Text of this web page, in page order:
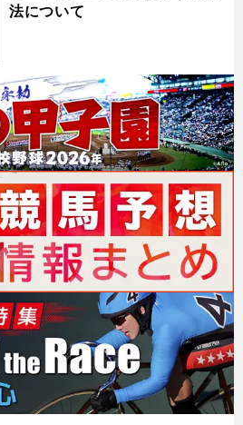
法について